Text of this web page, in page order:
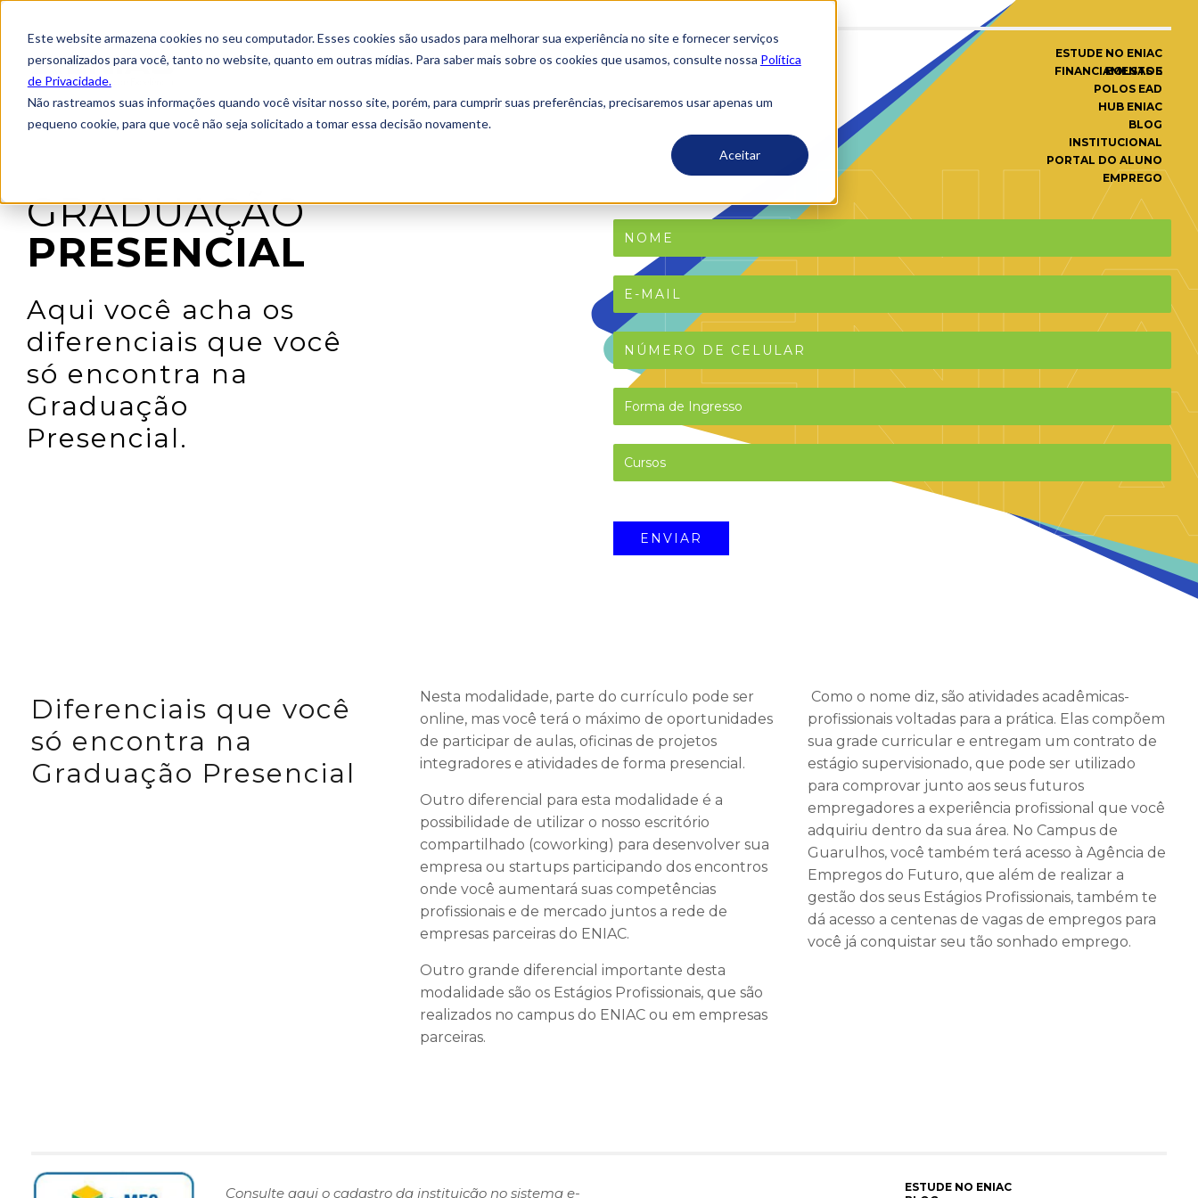
Este website armazena cookies no seu computador. Esses cookies são usados ​​para melhorar sua experiência no site e fornecer serviços
personalizados para você, tanto no website, quanto em outras mídias. Para saber mais sobre os cookies que usamos, consulte nossa Política
de Privacidade.
Não rastreamos suas informações quando você visitar nosso site, porém, para cumprir suas preferências, precisaremos usar apenas um
pequeno cookie, para que você não seja solicitado a tomar essa decisão novamente.
Aceitar
ESTUDE NO ENIAC
BOLSAS E FINANCIAMENTOS
POLOS EAD
HUB ENIAC
BLOG
INSTITUCIONAL
PORTAL DO ALUNO
EMPREGO
GRADUAÇÃO
PRESENCIAL
Aqui você acha os
diferenciais que você
só encontra na
Graduação
Presencial.
Diferenciais que você
só encontra na
Graduação Presencial
Nesta modalidade, parte do currículo pode ser
online, mas você terá o máximo de oportunidades
de participar de aulas, oficinas de projetos
integradores e atividades de forma presencial.
Outro diferencial para esta modalidade é a
possibilidade de utilizar o nosso escritório
compartilhado (coworking) para desenvolver sua
empresa ou startups participando dos encontros
onde você aumentará suas competências
profissionais e de mercado juntos a rede de
empresas parceiras do ENIAC.
Outro grande diferencial importante desta
modalidade são os Estágios Profissionais, que são
realizados no campus do ENIAC ou em empresas
parceiras.
Como o nome diz, são atividades acadêmicas-
profissionais voltadas para a prática. Elas compõem
sua grade curricular e entregam um contrato de
estágio supervisionado, que pode ser utilizado
para comprovar junto aos seus futuros
empregadores a experiência profissional que você
adquiriu dentro da sua área. No Campus de
Guarulhos, você também terá acesso à Agência de
Empregos do Futuro, que além de realizar a
gestão dos seus Estágios Profissionais, também te
dá acesso a centenas de vagas de empregos para
você já conquistar seu tão sonhado emprego.
Consulte aqui o cadastro da instituição no sistema e-
ESTUDE NO ENIAC